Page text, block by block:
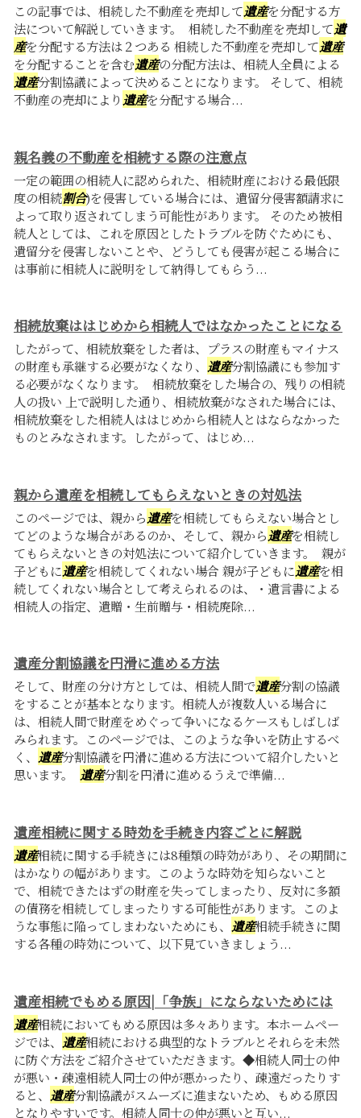
この記事では、相続した不動産を売却して遺産を分配する方
法について解説していきます。 相続した不動産を売却して遺
産を分配する方法は２つある 相続した不動産を売却して遺産
を分配することを含む遺産の分配方法は、相続人全員による
遺産分割協議によって決めることになります。 そして、相続
不動産の売却により 遺産を分配する場合...
親名義の不動産を相続する際の注意点
一定の範囲の相続人に認められた、相続財産における最低限
度の相続割合)を侵害している場合には、遺留分侵害額請求に
よって取り返されてしまう可能性があります。 そのため被相
続人としては、これを原因としたトラブルを防ぐためにも、
遺留分を侵害しないことや、どうしても侵害が起こる場合に
は事前に相続人に説明をして納得してもらう...
相続放棄ははじめから相続人ではなかったことになる
したがって、相続放棄をした者は、プラスの財産もマイナス
の財産も承継する必要がなくなり、 遺産分割協議にも参加す
る必要がなくなります。 相続放棄をした場合の、残りの相続
人の扱い 上で説明した通り、相続放棄がなされた場合には、
相続放棄をした相続人ははじめから相続人とはならなかった
ものとみなされます。したがって、はじめ...
親から遺産を相続してもらえないときの対処法
このページでは、親から遺産を相続してもらえない場合とし
てどのような場合があるのか、そして、親から遺産を相続し
てもらえないときの対処法について紹介していきます。 親が
子どもに遺産を相続してくれない場合 親が子どもに遺産を相
続してくれない場合として考えられるのは、・遺言書による
相続人の指定、遺贈・生前贈与・相続廃除...
遺産分割協議を円滑に進める方法
そして、財産の分け方としては、相続人間で遺産分割の協議
をすることが基本となります。相続人が複数人いる場合に
は、相続人間で財産をめぐって争いになるケースもしばしば
みられます。このページでは、このような争いを防止するべ
く、 遺産分割協議を円滑に進める方法について紹介したいと
思います。 遺産分割を円滑に進めるうえで準備...
遺産相続に関する時効を手続き内容ごとに解説
遺産相続に関する手続きには8種類の時効があり、その期間に
はかなりの幅があります。このような時効を知らないこと
で、相続できたはずの財産を失ってしまったり、反対に多額
の債務を相続してしまったりする可能性があります。このよ
うな事態に陥ってしまわないためにも、 遺産相続手続きに関
する各種の時効について、以下見ていきましょう...
遺産相続でもめる原因|「争族」にならないためには
遺産相続においてもめる原因は多々あります。本ホームペー
ジでは、 遺産相続における典型的なトラブルとそれらを未然
に防ぐ方法をご紹介させていただきます。◆相続人同士の仲
が悪い・疎遠相続人同士の仲が悪かったり、疎遠だったりす
ると、 遺産分割協議がスムーズに進まないため、もめる原因
となりやすいです。相続人同士の仲が悪いと互い...